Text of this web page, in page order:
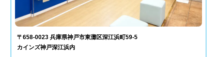
〒658-0023 兵庫県神戸市東灘区深江浜町59-5
カインズ神戸深江浜内